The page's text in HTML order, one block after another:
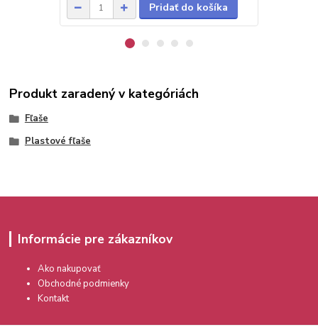
Pridať do košíka
Produkt zaradený v kategóriách
Fľaše
Plastové fľaše
Informácie pre zákazníkov
Ako nakupovať
Obchodné podmienky
Kontakt